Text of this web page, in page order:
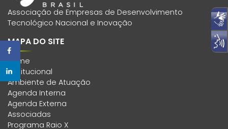
Associação de Empresas de Desenvolvimento
Tecnológico Nacional e Inovação
MAPA DO SITE
Home
Institucional
Ambiente de Atuação
Agenda Interna
Agenda Externa
Associadas
Programa Raio X